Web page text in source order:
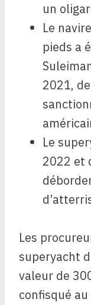
un
Le
pieds a
2021,
Le
2022 et
Les
superyacht
valeur de
confisqué